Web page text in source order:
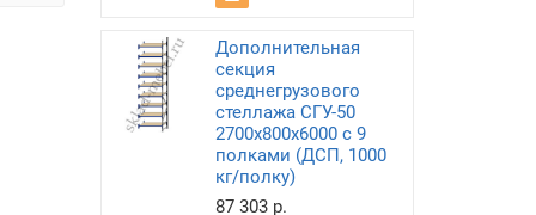
Дополнительная
секция
среднегрузового
стеллажа СГУ-50
2700х800х6000 с 9
полками (ДСП, 1000
кг/полку)
87 303 р.